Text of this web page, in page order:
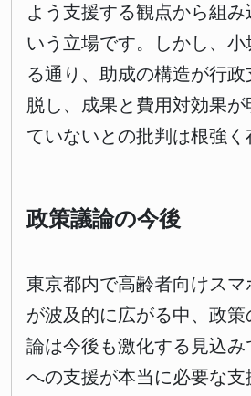
よう支援する観点から組み
いう立場です。しかし、
る通り、助成の構造が行
脱し、成果と費用対効果
ていないとの批判は根強く
政策議論の今後
東京都内で高齢者向けス
が波及的に広がる中、政
論は今後も激化する見込
への支援が本当に必要な支